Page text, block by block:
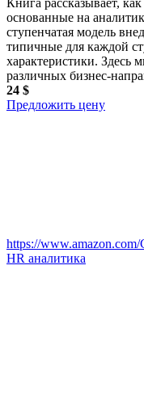
Книга рассказывает,
основанные на
ступенчатая модель
типичные для каждой
характеристики. Здесь
различных бизнес-
24 $
Предложить цену
https://
HR аналитика